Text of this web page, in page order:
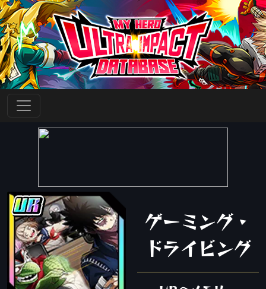
ゲーミング・
ドライビング